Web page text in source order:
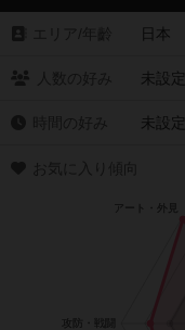
日本
未設
未設定